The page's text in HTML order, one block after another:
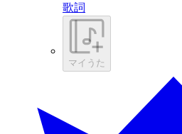
歌詞
マイうた